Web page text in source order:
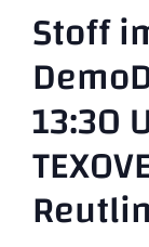
Stoff
13:30